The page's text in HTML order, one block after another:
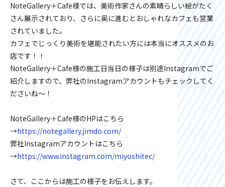
NoteGallery＋Cafe様では、美術作家さんの素晴らしい絵がたく
さん展示されており、さらに奥に進むとおしゃれなカフェも営業
されていました。
カフェでじっくり美術を堪能されたい方には本当にオススメのお
店です！！
NoteGallery＋Cafe様の施工日当日の様子は別途Instagramでご
紹介しますので、弊社のInstagramアカウントもチェックしてく
ださいね～！
NoteGallery＋Cafe様のHPはこちら
→https://notegallery.jimdo.com/
弊社Instagramアカウントはこちら
→https://www.instagram.com/miyoshitec/
さて、ここからは施工の様子をお伝えします。